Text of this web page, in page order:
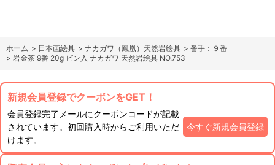
ホーム > 日本画絵具 > ナカガワ（鳳凰）天然岩絵具 > 番手：９番
> 岩金茶 9番 20g ビン入 ナカガワ 天然岩絵具 NO.753
新規会員登録でクーポンをGET！
会員登録完了メールにクーポンコードが記載
されています。初回購入時からご利用いただ
けます。
今すぐ新規会員登録